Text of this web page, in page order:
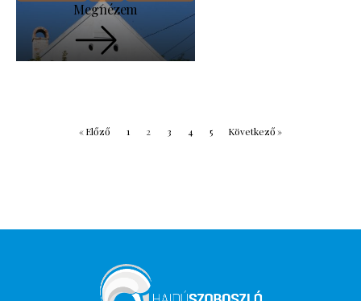
Megnézem
« Előző 1 2 3 4 5 Következő »